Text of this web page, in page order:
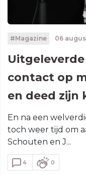
#Magazine 06
Uitgeleverde
contact op
en deed zijn
En na een
toch weer tijd om
Schouten en J...
4 0